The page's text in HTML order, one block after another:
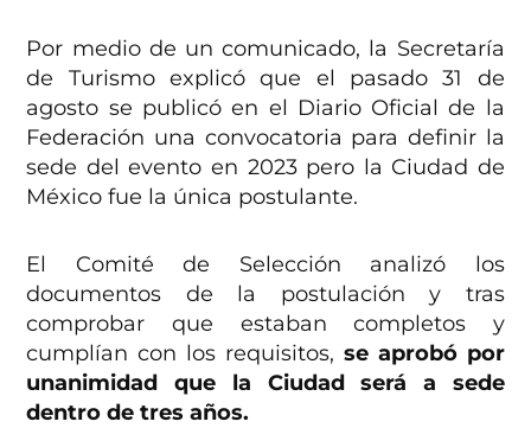
Por medio de un comunicado, la Secretaría
de Turismo explicó que el pasado 31 de
agosto se publicó en el Diario Oficial de la
Federación una convocatoria para definir la
sede del evento en 2023 pero la Ciudad de
México fue la única postulante.
El Comité de Selección analizó los
documentos de la postulación y tras
comprobar que estaban completos y
cumplían con los requisitos, se aprobó por
unanimidad que la Ciudad será a sede
dentro de tres años.